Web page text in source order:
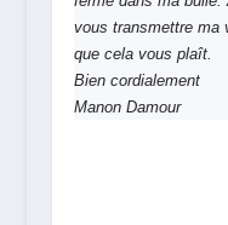
vous transmettre ma
que cela vous plaît.
Bien cordialement
Manon Damour